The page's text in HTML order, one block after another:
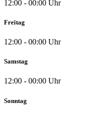
12:00 - 00:00 Uhr
Freitag
12:00 - 00:00 Uhr
Samstag
12:00 - 00:00 Uhr
Sonntag